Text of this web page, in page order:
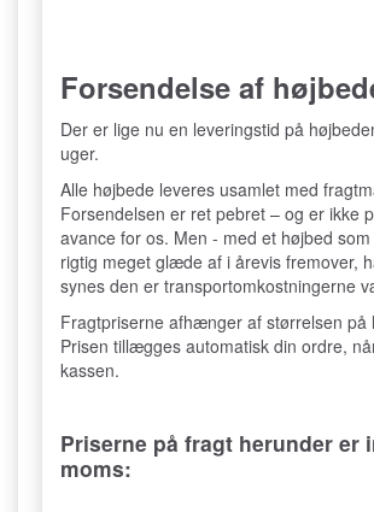
Forsendelse af
Der er lige nu en leveringstid på
uger.
Alle højbede leveres usamlet med
Forsendelsen er ret pebret – og er ikke
avance for os. Men - med et højbed
rigtig meget glæde af i årevis fremover,
synes den er transportomkostningerne
Fragtpriserne afhænger af størrelsen på
Prisen tillægges automatisk din ordre,
kassen.
Priserne på fragt herunder er
moms: